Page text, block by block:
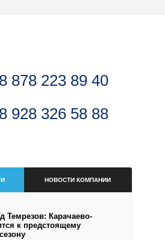
8 878 223 89 40
8 928 326 58 88
НОВОСТИ КОМПАНИИ
Темрезов: Карачаево-
к предстоящему